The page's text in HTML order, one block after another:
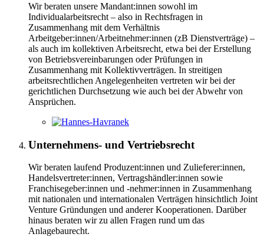
Wir beraten unsere Mandant:innen sowohl im
Individualarbeitsrecht – also in Rechtsfragen in
Zusammenhang mit dem Verhältnis
Arbeitgeber:innen/Arbeitnehmer:innen (zB Dienstverträge) –
als auch im kollektiven Arbeitsrecht, etwa bei der Erstellung
von Betriebsvereinbarungen oder Prüfungen in
Zusammenhang mit Kollektivverträgen. In streitigen
arbeitsrechtlichen Angelegenheiten vertreten wir bei der
gerichtlichen Durchsetzung wie auch bei der Abwehr von
Ansprüchen.
Unternehmens- und Vertriebsrecht
Wir beraten laufend Produzent:innen und Zulieferer:innen,
Handelsvertreter:innen, Vertragshändler:innen sowie
Franchisegeber:innen und -nehmer:innen in Zusammenhang
mit nationalen und internationalen Verträgen hinsichtlich Joint
Venture Gründungen und anderer Kooperationen. Darüber
hinaus beraten wir zu allen Fragen rund um das
Anlagebaurecht.